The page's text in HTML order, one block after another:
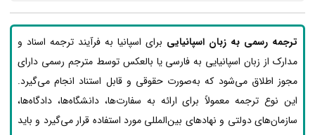
ترجمه رسمی به زبان اسپانیایی برای اسپانیا به فرآیند ترجمه اسناد و
مدارک از زبان اسپانیایی به فارسی یا بالعکس توسط مترجم رسمی دارای
مجوز اطلاق می‌شود که به‌صورت حقوقی و قابل استناد انجام می‌گیرد.
این نوع ترجمه معمولاً برای ارائه به سفارت‌ها، دانشگاه‌ها، دادگاه‌ها،
سازمان‌های دولتی و نهادهای بین‌المللی مورد استفاده قرار می‌گیرد و باید